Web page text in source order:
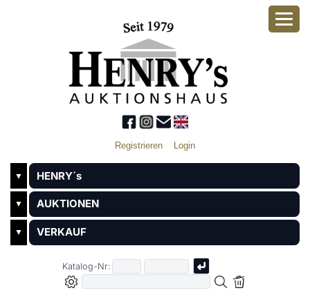
Registrieren Login
▼ HENRY´s
▼ AUKTIONEN
▼ VERKAUF
Katalog-Nr: